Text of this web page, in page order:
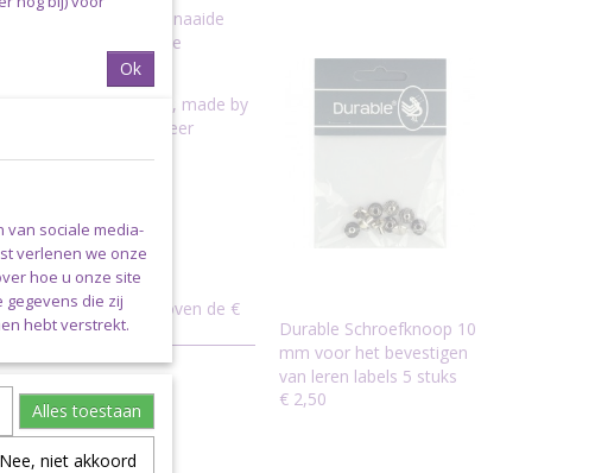
gehaakte of genaaide
tintje en een unieke
made with love, made by
extra soepel skaileer
is jouw bestelling boven de €
pakketpost.
Durable Schroefknoop 10
mm voor het bevestigen
van leren labels 5 stuks
€ 2,50
Ok
van sociale media-
verlenen we onze
hoe u onze site
die zij
hebt verstrekt.
Alles toestaan
Nee, niet akkoord